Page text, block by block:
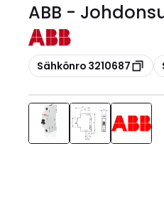
ABB -
Kopioi
Sähkönro 3210687